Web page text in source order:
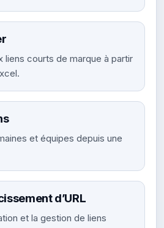
liens courts de marque à partir
et équipes depuis une
d’URL
et la gestion de liens